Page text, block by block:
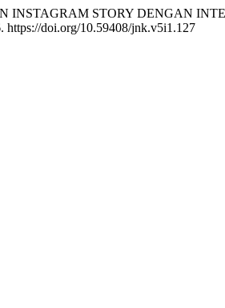
INSTAGRAM STORY DENGAN
https://doi.org/10.59408/jnk.v5i1.127